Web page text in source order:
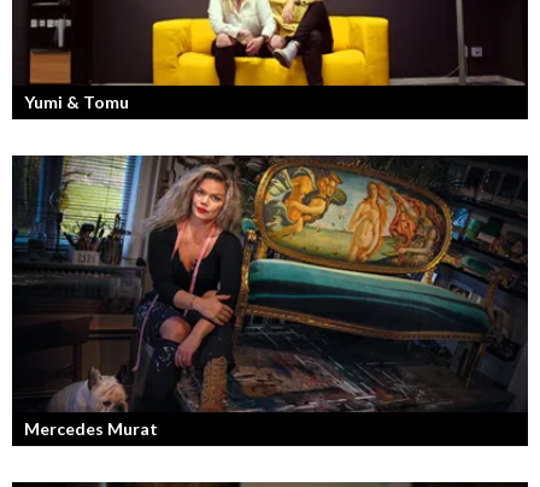
Yumi & Tomu
Läs mer om deras liv som YouTubers och Entreprenörer
Mercedes Murat